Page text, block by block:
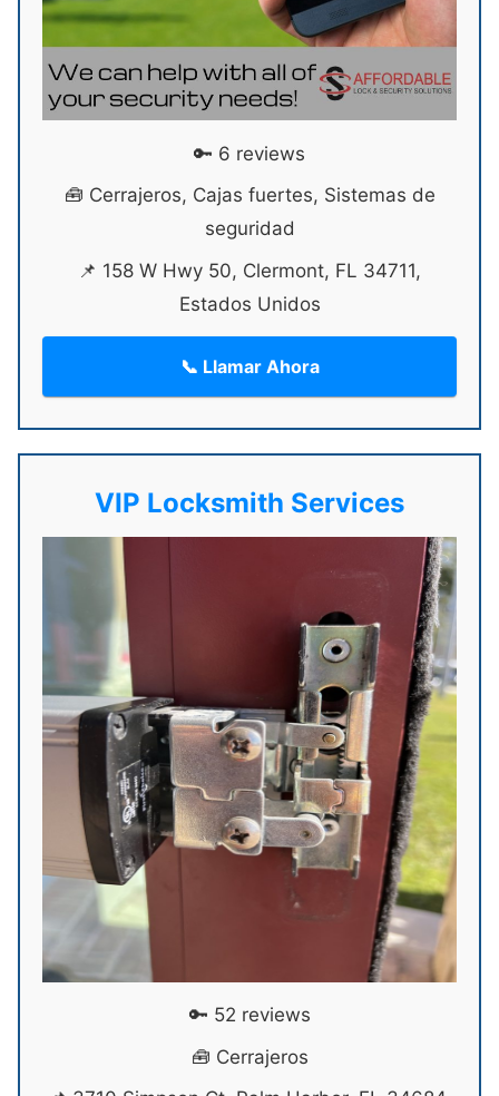
🔑 6 reviews
🧰 Cerrajeros, Cajas fuertes, Sistemas de
seguridad
📌 158 W Hwy 50, Clermont, FL 34711,
Estados Unidos
📞 Llamar Ahora
VIP Locksmith Services
🔑 52 reviews
🧰 Cerrajeros